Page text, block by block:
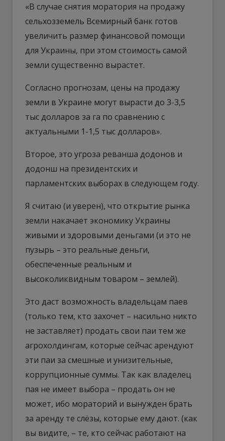
«В случае снятия моратория на продажу
сельхозземель Всемирный банк готов
увеличить размер финансовой помощи
для Украины, при этом стоимость самой
земли существенно вырастет.
Согласно прогнозам, цены на продажу
земли в Украине могут вырасти до 3-3,5
тыс долларов за га по сравнению с
актуальными 1-1,5 тыс долларов».
Второе, это угроза реванша додонов и
додонш на президентских и
парламентских выборах в следующем году.
Я считаю (и уверен), что открытие рынка
земли накачает экономику Украины
живыми и здоровыми деньгами (и это не
пузырь – это реальные деньги,
обеспеченные реальным и
высоколиквидным товаром – землей).
Это даст возможность владельцам паев
(только тем, кто захочет – насильно никто
не заставляет) продать свои паи тем же
агрохолдингам, которые сейчас арендуют
эти паи за смешные и унизительные,
коррупционные суммы. Так как владелец
пая не имеет выбора – продать он не
может, ибо мораторий и вынужден брать
за аренду те слёзы, которые ему дают. (как
вы видите, – те, кто сейчас работают на